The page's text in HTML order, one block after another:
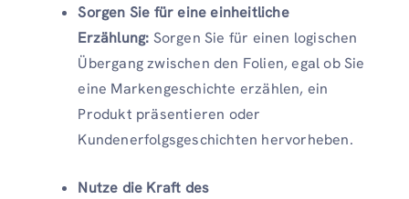
Sorgen Sie für eine einheitliche
Erzählung: Sorgen Sie für einen logischen
Übergang zwischen den Folien, egal ob Sie
eine Markengeschichte erzählen, ein
Produkt präsentieren oder
Kundenerfolgsgeschichten hervorheben.
Nutze die Kraft des